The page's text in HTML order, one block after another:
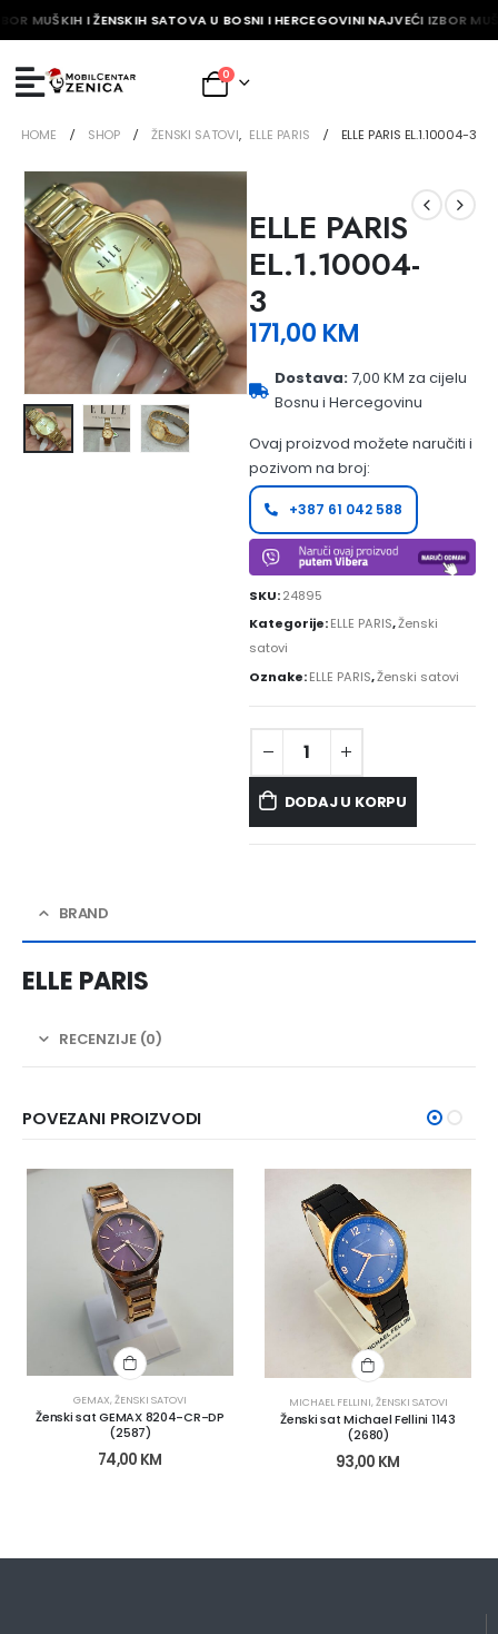
MUŠKIH I ŽENSKIH SATOVA U BOSNI I HERCEGOVINI NAJVEĆI IZBOR
0
HOME SHOP ŽENSKI SATOVI, ELLE PARIS ELLE PARIS EL.1.10004-3
ELLE PARIS
EL.1.10004-
3
171,00 KM
Dostava:7,00 KM za cijelu
Bosnu i Hercegovinu
Ovaj proizvod možete naručiti i
pozivom na broj:
+387 61 042 588
SKU:24895
Kategorije:ELLE PARIS,Ženski
satovi
Oznake:ELLE PARIS,Ženski satovi
DODAJ U KORPU
BRAND
ELLE PARIS
RECENZIJE (0)
POVEZANI PROIZVODI
GEMAX,ŽENSKI SATOVI
Ženski sat GEMAX 8204-CR-DP
(2587)
74,00 KM
MICHAEL FELLINI,ŽENSKI SATOVI
Ženski sat Michael Fellini 1143
(2680)
93,00 KM